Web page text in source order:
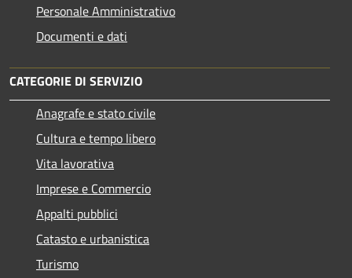
Personale Amministrativo
Documenti e dati
CATEGORIE DI SERVIZIO
Anagrafe e stato civile
Cultura e tempo libero
Vita lavorativa
Imprese e Commercio
Appalti pubblici
Catasto e urbanistica
Turismo